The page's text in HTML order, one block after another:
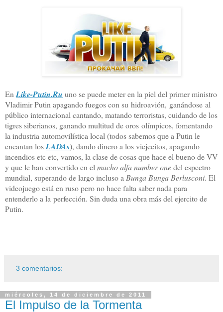
En Like-Putin.Ru uno se puede meter en la piel del primer ministro
Vladimir Putin apagando fuegos con su hidroavión, ganándose al
público internacional cantando, matando terroristas, cuidando de los
tigres siberianos, ganando multitud de oros olímpicos, fomentando
la industria automovilística local (todos sabemos que a Putin le
encantan losLADAs), dando dinero a los viejecitos, apagando
incendios etc etc, vamos, la clase de cosas que hace el bueno de VV
y que le han convertido en el macho alfa number onedel espectro
mundial, superando de largo incluso a Bunga Bunga Berlusconi. El
videojuego está en ruso pero no hace falta saber nada para
entenderlo a la perfección. Sin duda una obra más del ejercito de
Putin.
3 comentarios:
miércoles, 14 de diciembre de 2011
El Impulso de la Tormenta